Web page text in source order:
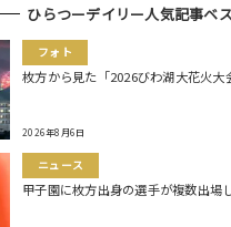
ひらつーデイリー人気記事ベ
フォト
枚方から見た「2026びわ湖大花火大
2026年8月6日
ニュース
甲子園に枚方出身の選手が複数出場